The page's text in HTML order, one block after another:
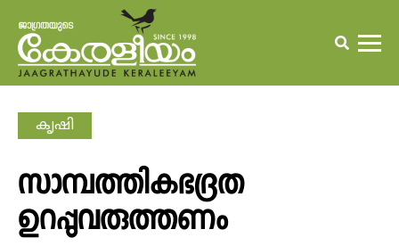
കൃഷി
സാമ്പത്തികഭദ്രത
ഉറപ്പുവരുത്തണം